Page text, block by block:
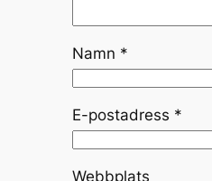
Namn *
E-postadress *
Webbplats